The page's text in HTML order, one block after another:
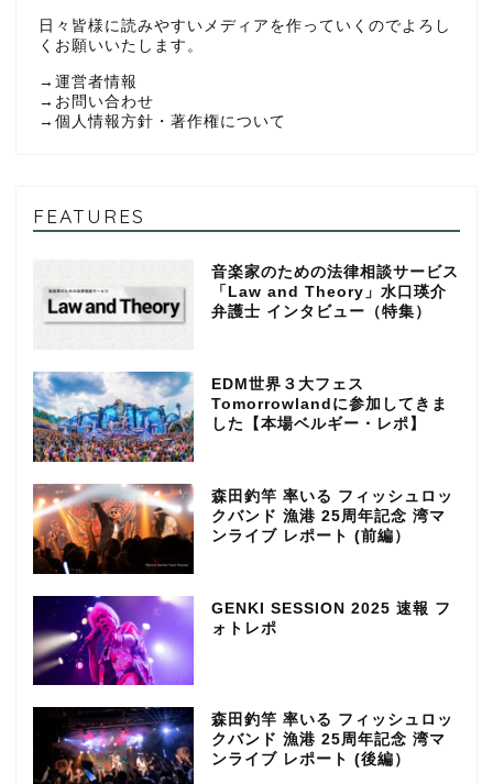
日々皆様に読みやすいメディアを作っていくのでよろし
くお願いいたします。
→ 運営者情報
→ お問い合わせ
→ 個人情報方針・著作権について
FEATURES
音楽家のための法律相談サービス
「Law and Theory」水口瑛介
弁護士 インタビュー（特集）
EDM世界３大フェス
Tomorrowlandに参加してきま
した【本場ベルギー・レポ】
森田釣竿 率いる フィッシュロッ
クバンド 漁港 25周年記念 湾マ
ンライブ レポート (前編）
GENKI SESSION 2025 速報 フ
ォトレポ
森田釣竿 率いる フィッシュロッ
クバンド 漁港 25周年記念 湾マ
ンライブ レポート (後編）